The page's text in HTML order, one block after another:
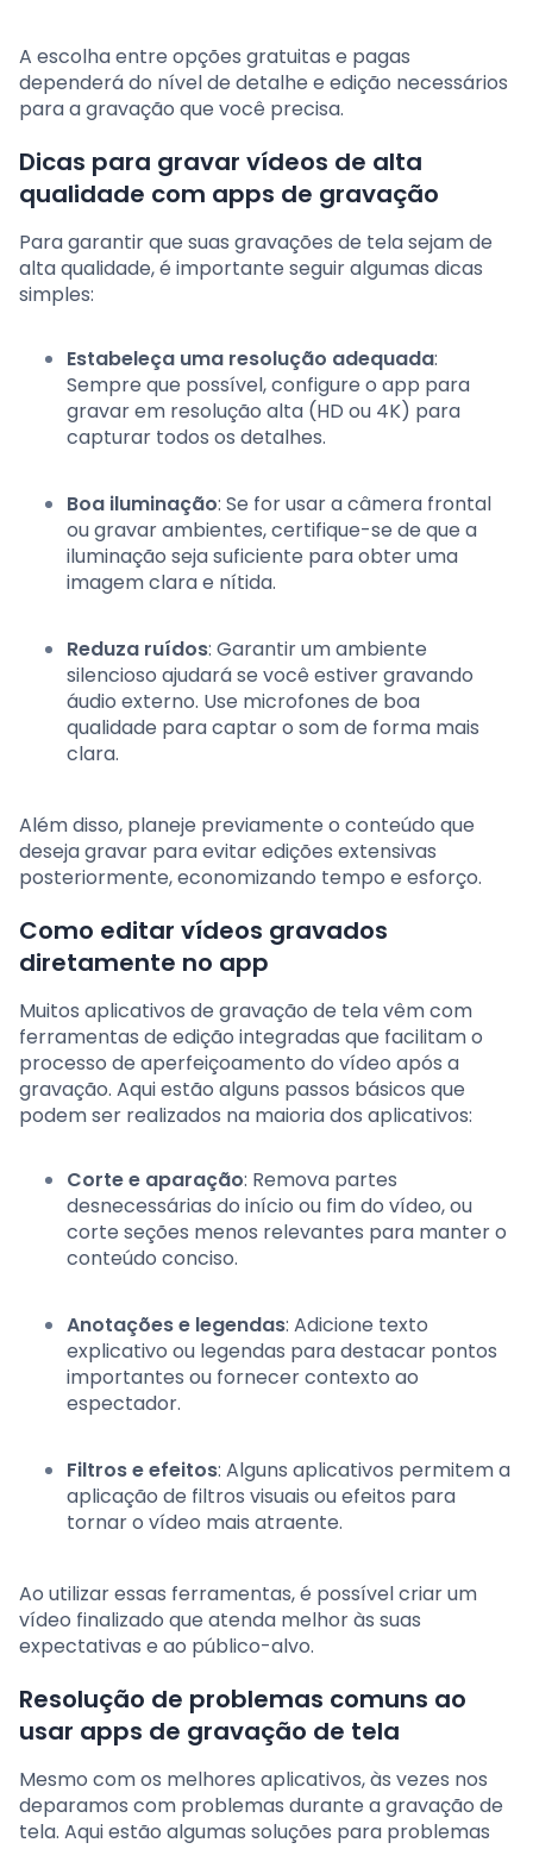
A escolha entre opções gratuitas e pagas
dependerá do nível de detalhe e edição necessários
para a gravação que você precisa.
Dicas para gravar vídeos de alta
qualidade com apps de gravação
Para garantir que suas gravações de tela sejam de
alta qualidade, é importante seguir algumas dicas
simples:
Estabeleça uma resolução adequada:
Sempre que possível, configure o app para
gravar em resolução alta (HD ou 4K) para
capturar todos os detalhes.
Boa iluminação: Se for usar a câmera frontal
ou gravar ambientes, certifique-se de que a
iluminação seja suficiente para obter uma
imagem clara e nítida.
Reduza ruídos: Garantir um ambiente
silencioso ajudará se você estiver gravando
áudio externo. Use microfones de boa
qualidade para captar o som de forma mais
clara.
Além disso, planeje previamente o conteúdo que
deseja gravar para evitar edições extensivas
posteriormente, economizando tempo e esforço.
Como editar vídeos gravados
diretamente no app
Muitos aplicativos de gravação de tela vêm com
ferramentas de edição integradas que facilitam o
processo de aperfeiçoamento do vídeo após a
gravação. Aqui estão alguns passos básicos que
podem ser realizados na maioria dos aplicativos:
Corte e aparação: Remova partes
desnecessárias do início ou fim do vídeo, ou
corte seções menos relevantes para manter o
conteúdo conciso.
Anotações e legendas: Adicione texto
explicativo ou legendas para destacar pontos
importantes ou fornecer contexto ao
espectador.
Filtros e efeitos: Alguns aplicativos permitem a
aplicação de filtros visuais ou efeitos para
tornar o vídeo mais atraente.
Ao utilizar essas ferramentas, é possível criar um
vídeo finalizado que atenda melhor às suas
expectativas e ao público-alvo.
Resolução de problemas comuns ao
usar apps de gravação de tela
Mesmo com os melhores aplicativos, às vezes nos
deparamos com problemas durante a gravação de
tela. Aqui estão algumas soluções para problemas